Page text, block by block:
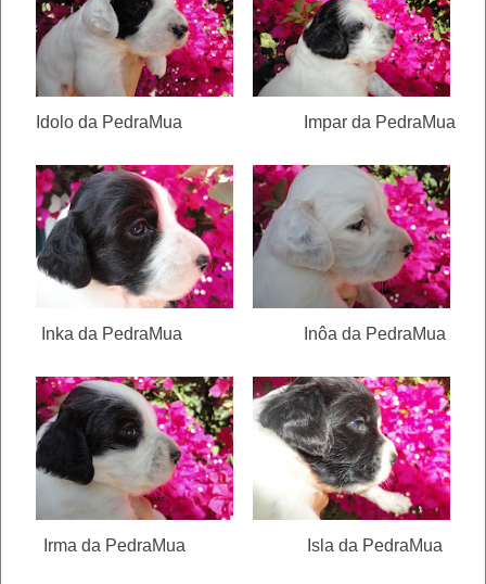
Idolo da PedraMua Impar da PedraMua
Inka da PedraMua Inôa da PedraMua
Irma da PedraMua Isla da PedraMua